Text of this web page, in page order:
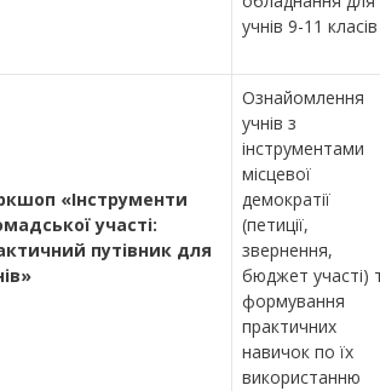
учнів 9-11 класів
«Інструменти
участі:
путівник для
Ознайомлення
учнів з
інструментами
місцевої
демократії
(петиції,
звернення,
бюджет участі)
формування
практичних
навичок по їх
використанню